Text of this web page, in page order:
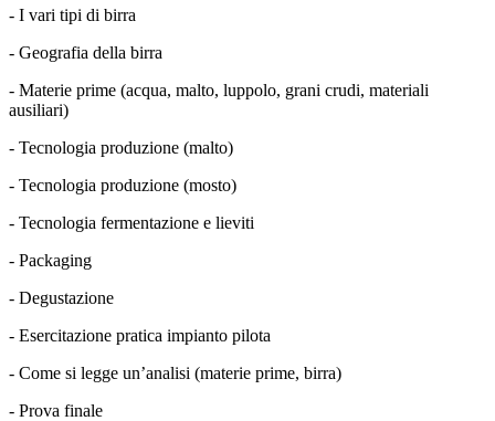
- I vari tipi di birra
- Geografia della birra
- Materie prime (acqua, malto, luppolo, grani crudi, materiali
ausiliari)
- Tecnologia produzione (malto)
- Tecnologia produzione (mosto)
- Tecnologia fermentazione e lieviti
- Packaging
- Degustazione
- Esercitazione pratica impianto pilota
- Come si legge un’analisi (materie prime, birra)
- Prova finale